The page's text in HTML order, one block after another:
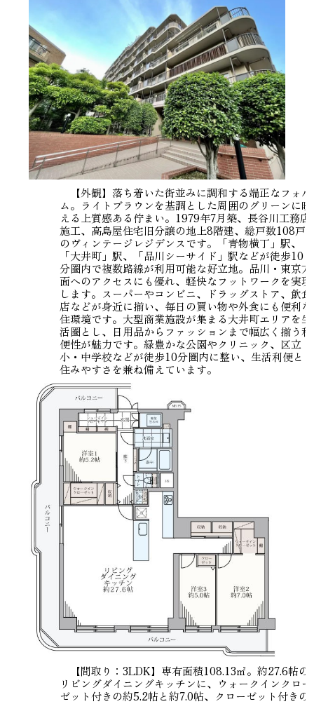
【外観】落ち着いた街並みに調和する端正なフォル
ム。ライトブラウンを基調とした周囲のグリーンに映
える上質感ある佇まい。1979年7月築、長谷川工務店
施工、高島屋住宅旧分譲の地上8階建、総戸数108戸
のヴィンテージレジデンスです。「青物横丁」駅、
「大井町」駅、「品川シーサイド」駅などが徒歩10
分圏内で複数路線が利用可能な好立地。品川・東京方
面へのアクセスにも優れ、軽快なフットワークを実現
します。スーパーやコンビニ、ドラッグストア、飲食
店などが身近に揃い、毎日の買い物や外食にも便利な
住環境です。大型商業施設が集まる大井町エリアを生
活圏とし、日用品からファッションまで幅広く揃う利
便性が魅力です。緑豊かな公園やクリニック、区立
小・中学校などが徒歩10分圏内に整い、生活利便と
住みやすさを兼ね備えています。
【間取り：3LDK】専有面積108.13㎡。約27.6帖の
リビングダイニングキッチンに、ウォークインクロー
ゼット付きの約5.2帖と約7.0帖、クローゼット付きの